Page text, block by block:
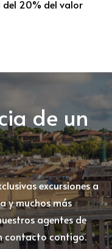
del 20% del valor
de un
excursiones a
y muchos más
agentes de
contacto contigo.